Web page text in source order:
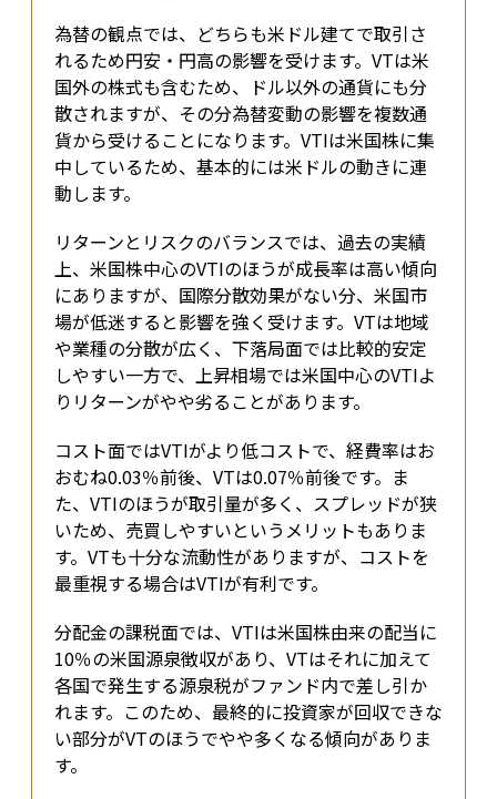
為替の観点では、どちらも米ドル建てで取引さ
れるため円安・円高の影響を受けます。VTは米
国外の株式も含むため、ドル以外の通貨にも分
散されますが、その分為替変動の影響を複数通
貨から受けることになります。VTIは米国株に集
中しているため、基本的には米ドルの動きに連
動します。
リターンとリスクのバランスでは、過去の実績
上、米国株中心のVTIのほうが成長率は高い傾向
にありますが、国際分散効果がない分、米国市
場が低迷すると影響を強く受けます。VTは地域
や業種の分散が広く、下落局面では比較的安定
しやすい一方で、上昇相場では米国中心のVTIよ
りリターンがやや劣ることがあります。
コスト面ではVTIがより低コストで、経費率はお
おむね0.03％前後、VTは0.07％前後です。ま
た、VTIのほうが取引量が多く、スプレッドが狭
いため、売買しやすいというメリットもありま
す。VTも十分な流動性がありますが、コストを
最重視する場合はVTIが有利です。
分配金の課税面では、VTIは米国株由来の配当に
10％の米国源泉徴収があり、VTはそれに加えて
各国で発生する源泉税がファンド内で差し引か
れます。このため、最終的に投資家が回収できな
い部分がVTのほうでやや多くなる傾向がありま
す。